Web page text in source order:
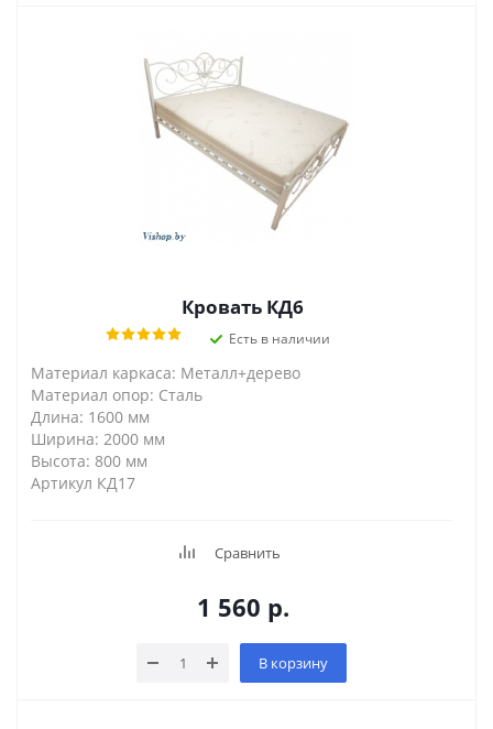
Кровать КД6
Есть в наличии
Материал каркаса: Металл+дерево
Материал опор: Сталь
Длина: 1600 мм
Ширина: 2000 мм
Высота: 800 мм
Артикул КД17
Сравнить
1 560 р.
В корзину